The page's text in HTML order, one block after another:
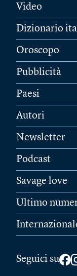
Video
Dizionario
Oroscopo
Pubblicità
Paesi
Autori
Newsletter
Podcast
Savage love
Ultimo
Seguici su